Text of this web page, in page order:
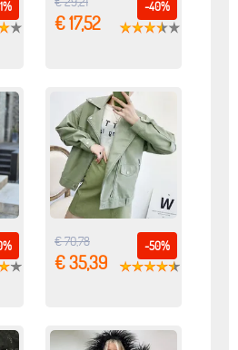
-40%
€ 17,52
-50%
€ 70,78
€ 35,39